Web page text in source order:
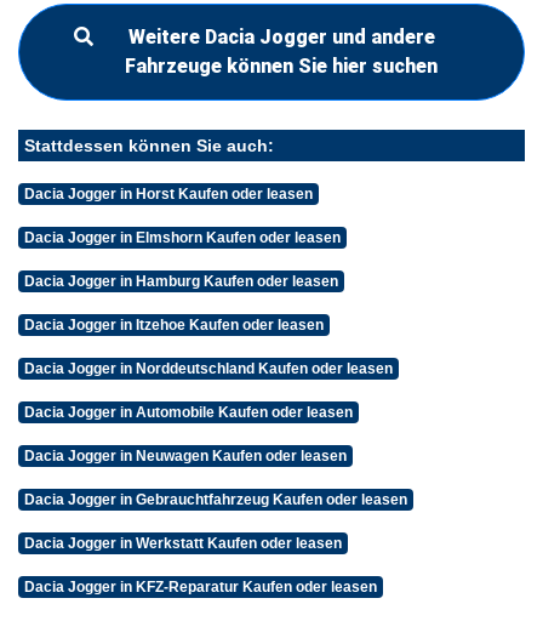
Weitere Dacia Jogger und andere
Fahrzeuge können Sie hier suchen
Stattdessen können Sie auch:
Dacia Jogger in Horst Kaufen oder leasen
Dacia Jogger in Elmshorn Kaufen oder leasen
Dacia Jogger in Hamburg Kaufen oder leasen
Dacia Jogger in Itzehoe Kaufen oder leasen
Dacia Jogger in Norddeutschland Kaufen oder leasen
Dacia Jogger in Automobile Kaufen oder leasen
Dacia Jogger in Neuwagen Kaufen oder leasen
Dacia Jogger in Gebrauchtfahrzeug Kaufen oder leasen
Dacia Jogger in Werkstatt Kaufen oder leasen
Dacia Jogger in KFZ-Reparatur Kaufen oder leasen